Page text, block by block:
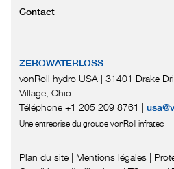
Contact
ZEROWATERLOSS
vonRoll hydro USA | 31401 Drake
Village, Ohio
Téléphone +1 205 209 8761 |
Une entreprise du groupe vonRoll infratec
Plan du site | Mentions légales |